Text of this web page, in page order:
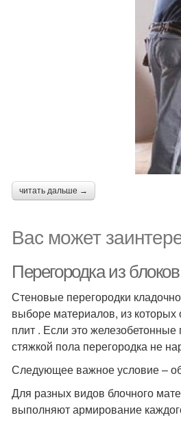
читать дальше →
Вас может
Перегородка из
Стеновые перегородки
выборе материалов, из
плит . Если это
стяжкой пола перегородка не
Следующее важное условие –
Для разных видов блочного
выполняют армирование